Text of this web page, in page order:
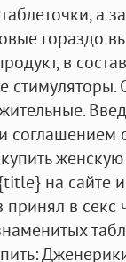
а
гораздо
в
на сайте
в секс